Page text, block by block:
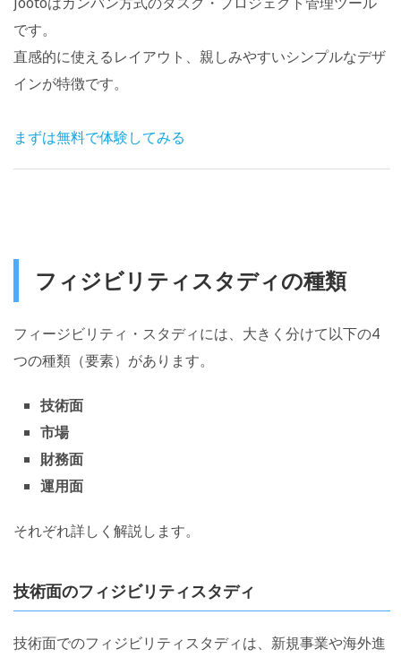
です。
直感的に使えるレイアウト、親しみやすいシンプルなデザ
インが特徴です。
まずは無料で体験してみる
フィジビリティスタディの種類
フィージビリティ・スタディには、大きく分けて以下の4
つの種類（要素）があります。
技術面
市場
財務面
運用面
それぞれ詳しく解説します。
技術面のフィジビリティスタディ
技術面でのフィジビリティスタディは、新規事業や海外進